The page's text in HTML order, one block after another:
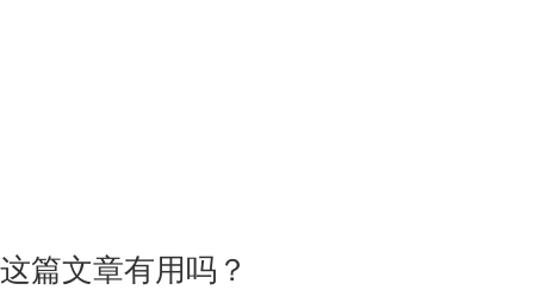
这篇文章有用吗？